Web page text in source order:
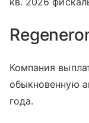
Компания
обыкновенную
года.